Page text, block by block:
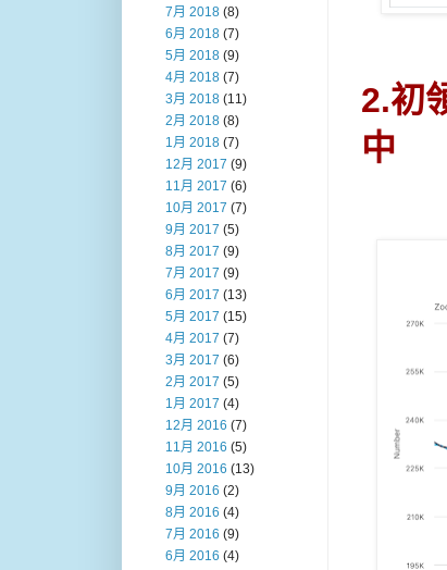
2.初
中
7月 2018 (8)
6月 2018 (7)
5月 2018 (9)
4月 2018 (7)
3月 2018 (11)
2月 2018 (8)
1月 2018 (7)
12月 2017 (9)
11月 2017 (6)
10月 2017 (7)
9月 2017 (5)
8月 2017 (9)
7月 2017 (9)
6月 2017 (13)
5月 2017 (15)
4月 2017 (7)
3月 2017 (6)
2月 2017 (5)
1月 2017 (4)
12月 2016 (7)
11月 2016 (5)
10月 2016 (13)
9月 2016 (2)
8月 2016 (4)
7月 2016 (9)
6月 2016 (4)